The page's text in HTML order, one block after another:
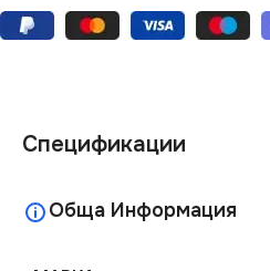
Спецификации
Обща Информация